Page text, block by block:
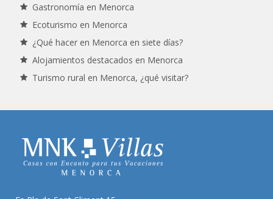
Gastronomía en Menorca
Ecoturismo en Menorca
¿Qué hacer en Menorca en siete días?
Alojamientos destacados en Menorca
Turismo rural en Menorca, ¿qué visitar?